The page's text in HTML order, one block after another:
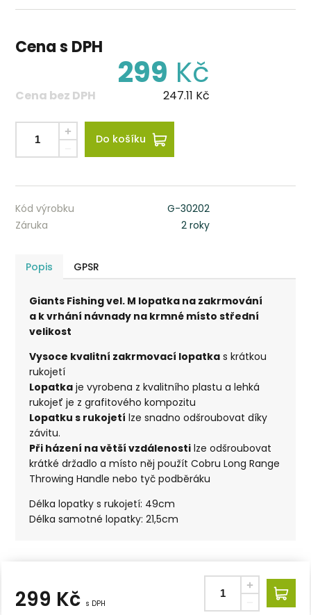
Cena s DPH
299 Kč
Cena bez DPH 247.11 Kč
Do košíku
Kód výrobku
G-30202
Záruka
2 roky
Popis GPSR
Giants Fishing vel. M lopatka na zakrmování
a k vrhání návnady na krmné místo střední
velikost
Vysoce kvalitní zakrmovací lopatka s krátkou
rukojetí
Lopatka je vyrobena z kvalitního plastu a lehká
rukojeť je z grafitového kompozitu
Lopatku s rukojetí lze snadno odšroubovat díky
závitu.
Při házení na větší vzdálenosti lze odšroubovat
krátké držadlo a místo něj použít Cobru Long Range
Throwing Handle nebo tyč podběráku
Délka lopatky s rukojetí: 49cm
Délka samotné lopatky: 21,5cm
299 Kč s DPH